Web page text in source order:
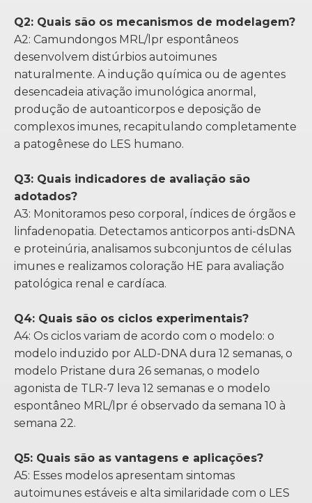
Q2: Quais são os mecanismos de modelagem?
A2: Camundongos MRL/lpr espontâneos
desenvolvem distúrbios autoimunes
naturalmente. A indução química ou de agentes
desencadeia ativação imunológica anormal,
produção de autoanticorpos e deposição de
complexos imunes, recapitulando completamente
a patogênese do LES humano.
Q3: Quais indicadores de avaliação são
adotados?
A3: Monitoramos peso corporal, índices de órgãos e
linfadenopatia. Detectamos anticorpos anti-dsDNA
e proteinúria, analisamos subconjuntos de células
imunes e realizamos coloração HE para avaliação
patológica renal e cardíaca.
Q4: Quais são os ciclos experimentais?
A4: Os ciclos variam de acordo com o modelo: o
modelo induzido por ALD-DNA dura 12 semanas, o
modelo Pristane dura 26 semanas, o modelo
agonista de TLR-7 leva 12 semanas e o modelo
espontâneo MRL/lpr é observado da semana 10 à
semana 22.
Q5: Quais são as vantagens e aplicações?
A5: Esses modelos apresentam sintomas
autoimunes estáveis ​​e alta similaridade com o LES